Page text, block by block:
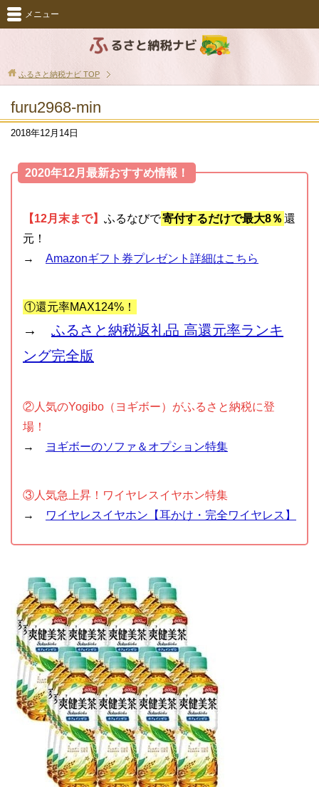
メニュー
ふるさと納税ナビ TOP
furu2968-min
2018年12月14日
2020年12月最新おすすめ情報！
【12月末まで】 ふるなびで寄付するだけで最大8％ 還
元！
→ Amazonギフト券プレゼント詳細はこちら
①還元率MAX124%！
→ ふるさと納税返礼品 高還元率ランキ
ング完全版
②人気のYogibo（ヨギボー）がふるさと納税に登
場！
→
ヨギボーのソファ＆オプション特集
③人気急上昇！ワイヤレスイヤホン特集
→
ワイヤレスイヤホン【耳かけ・完全ワイヤレス】